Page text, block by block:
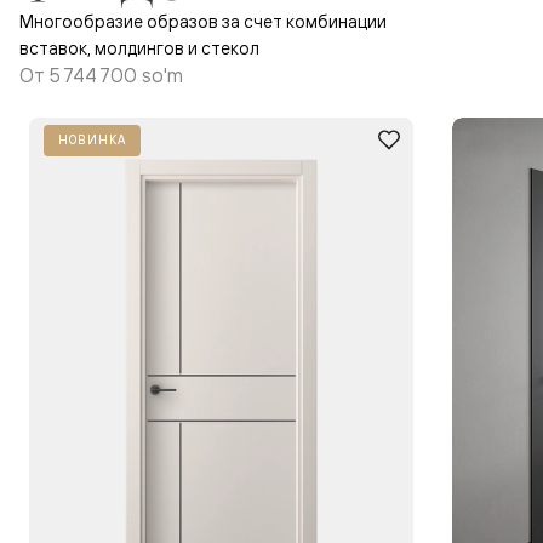
Многообразие образов за счет комбинации
вставок, молдингов и стекол
От 5 744 700 so'm
НОВИНКА